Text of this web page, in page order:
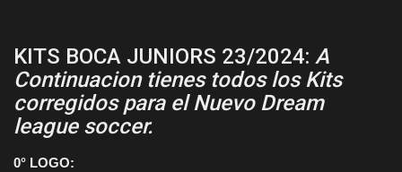
KITS BOCA JUNIORS 23/2024: A
Continuacion tienes todos los Kits
corregidos para el Nuevo Dream
league soccer.
0° LOGO: